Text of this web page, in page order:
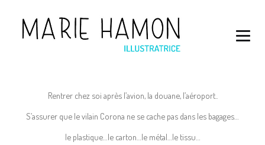
Rentrer chez soi après l’avion, la douane, l’aéroport..
S’assurer que le vilain Corona ne se cache pas dans les bagages…
le plastique…le carton…le métal…le tissu…